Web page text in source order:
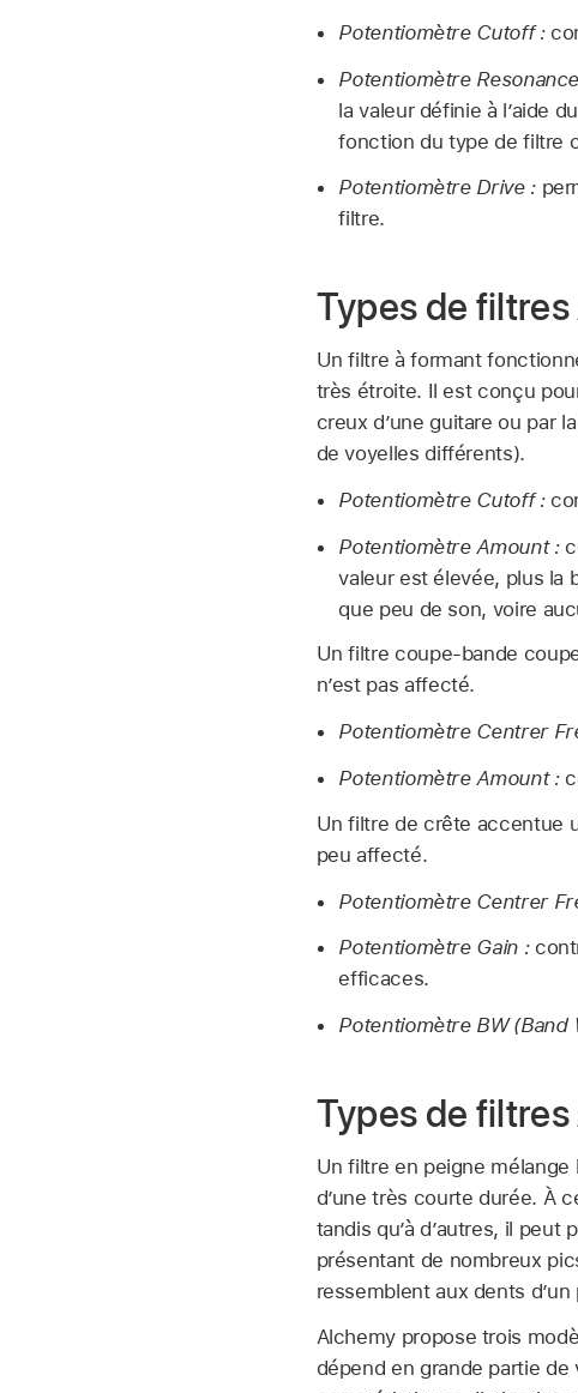
Potentiomètre Cutoff :
Potentiomètre
la valeur définie à l’aide
fonction du type de filtre
Potentiomètre Drive :
filtre.
Types de
Un filtre à formant
très étroite. Il est conçu
creux d’une guitare ou par
de voyelles différents).
Potentiomètre Cutoff :
Potentiomètre Amount :
valeur est élevée, plus la
que peu de son, voire
Un filtre coupe-bande
n’est pas affecté.
Potentiomètre Centrer
Potentiomètre Amount :
Un filtre de crête accentue
peu affecté.
Potentiomètre Centrer
Potentiomètre Gain :
efficaces.
Potentiomètre BW (Band
Types de
Un filtre en peigne
d’une très courte durée. À
tandis qu’à d’autres, il
présentant de nombreux
ressemblent aux dents
Alchemy propose trois
dépend en grande partie